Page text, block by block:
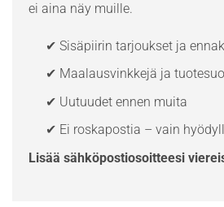
ei aina näy muille.
✔ Sisäpiirin tarjoukset ja
✔ Maalausvinkkejä ja
✔ Uutuudet ennen muita
✔ Ei roskapostia – vain
Lisää sähköpostiosoitteesi